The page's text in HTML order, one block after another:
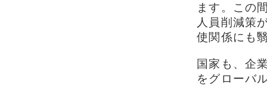
ます。この
人員削減策
使関係にも
国家も、企
をグローバ